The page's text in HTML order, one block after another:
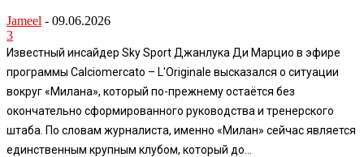
Jameel - 09.06.2026
3
Известный инсайдер Sky Sport Джанлука Ди Марцио в эфире
программы Calciomercato – L'Originale высказался о ситуации
вокруг «Милана», который по-прежнему остаётся без
окончательно сформированного руководства и тренерского
штаба. По словам журналиста, именно «Милан» сейчас является
единственным крупным клубом, который до...